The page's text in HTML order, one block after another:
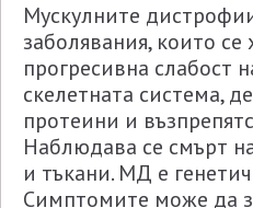
Мускулните
заболявания, които се
прогресивна слабост
скелетната система,
протеини и
Наблюдава се смърт
и тъкани. МД е
Симптомите може да